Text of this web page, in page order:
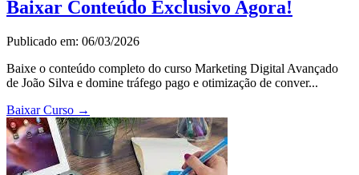
Baixar Conteúdo Exclusivo Agora!
Publicado em: 06/03/2026
Baixe o conteúdo completo do curso Marketing Digital Avançado
de João Silva e domine tráfego pago e otimização de conver...
Baixar Curso →